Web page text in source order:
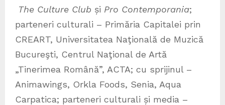
The Culture Club și Pro Contemporania;
parteneri culturali – Primăria Capitalei prin
CREART, Universitatea Naţională de Muzică
Bucureşti, Centrul Naţional de Artă
„Tinerimea Română”, ACTA; cu sprijinul –
Animawings, Orkla Foods, Senia, Aqua
Carpatica; parteneri culturali și media –